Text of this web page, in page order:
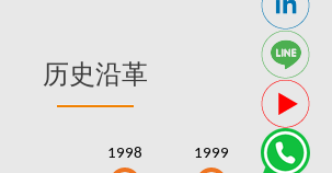
历史沿革
1998 1999 2000